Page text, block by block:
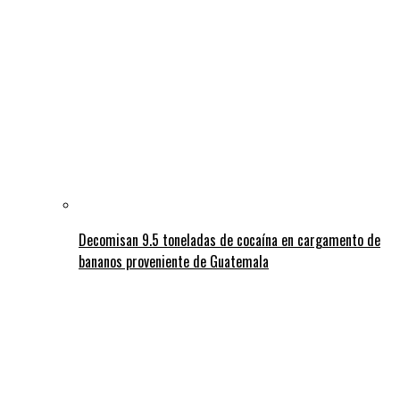
Decomisan 9.5 toneladas de cocaína en cargamento de
bananos proveniente de Guatemala